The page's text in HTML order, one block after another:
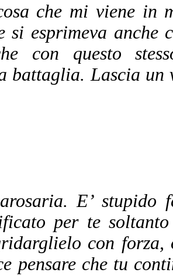
che mi viene in
si esprimeva anche
con questo
battaglia. Lascia un
E’ stupido
per te
con
pensare che tu